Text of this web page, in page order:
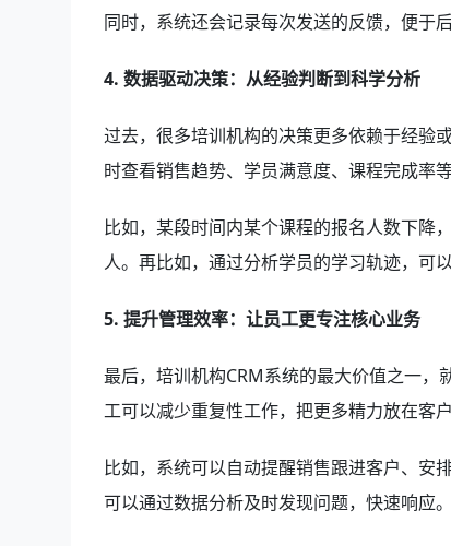
同时，系统还会记录每次发送的反馈，便于
4. 数据驱动决策：从经验判断到科学分析
过去，很多培训机构的决策更多依赖于经验
时查看销售趋势、学员满意度、课程完成率
比如，某段时间内某个课程的报名人数下降
人。再比如，通过分析学员的学习轨迹，可
5. 提升管理效率：让员工更专注核心业务
最后，培训机构CRM系统的最大价值之一
工可以减少重复性工作，把更多精力放在客
比如，系统可以自动提醒销售跟进客户、安
可以通过数据分析及时发现问题，快速响应。